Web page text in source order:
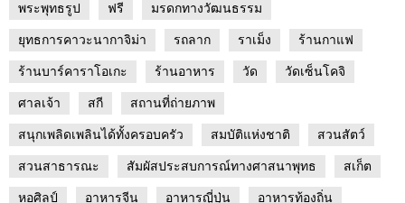
พระพุทธรูป ฟรี มรดกทางวัฒนธรรม
ยุทธการคาวะนากาจิม่า รถลาก ราเม็ง ร้านกาแฟ
ร้านบาร์คาราโอเกะ ร้านอาหาร วัด วัดเซ็นโคจิ
ศาลเจ้า สกี สถานที่ถ่ายภาพ
สนุกเพลิดเพลินได้ทั้งครอบครัว สมบัติแห่งชาติ สวนสัตว์
สวนสาธารณะ สัมผัสประสบการณ์ทางศาสนาพุทธ สเก็ต
หอศิลป์ อาหารจีน อาหารญี่ปุ่น อาหารท้องถิ่น